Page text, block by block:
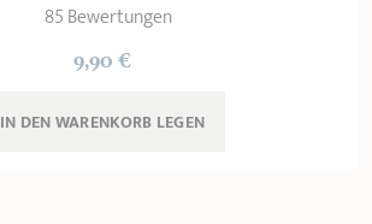
85 Bewertungen
9,90 €
LEGEN